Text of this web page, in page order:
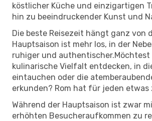
köstlicher Küche und einzigartigen
hin zu beeindruckender Kunst und
Die beste Reisezeit hängt ganz von
Hauptsaison ist mehr los, in der
ruhiger und authentischer.Möchtest
kulinarische Vielfalt entdecken, in
eintauchen oder die
erkunden? Rom hat für jeden etwas
Während der Hauptsaison ist zwar
erhöhten Besucheraufkommen zu